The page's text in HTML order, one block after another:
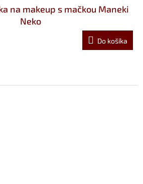
na makeup s mačkou Maneki
Neko
Do košíka